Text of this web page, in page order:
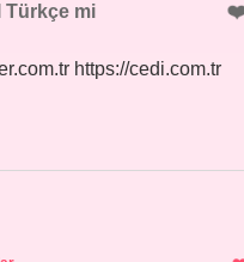
Türkçe mi
https://cedi.com.tr